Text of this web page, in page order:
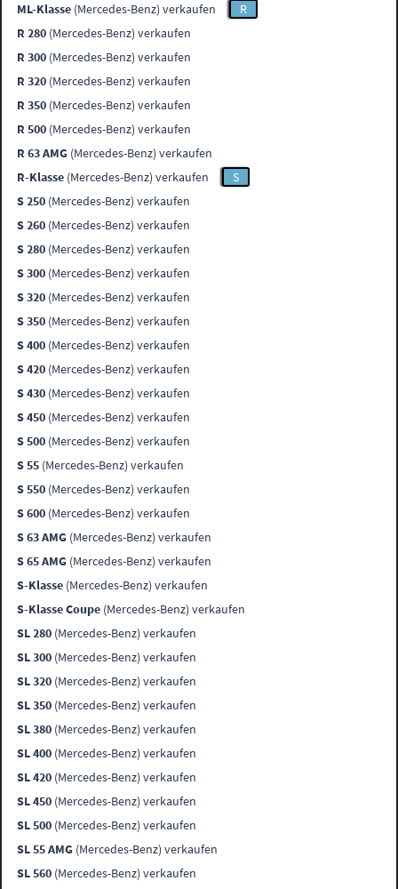
ML-Klasse (Mercedes-Benz) verkaufen
R
R 280 (Mercedes-Benz) verkaufen
R 300 (Mercedes-Benz) verkaufen
R 320 (Mercedes-Benz) verkaufen
R 350 (Mercedes-Benz) verkaufen
R 500 (Mercedes-Benz) verkaufen
R 63 AMG (Mercedes-Benz) verkaufen
R-Klasse (Mercedes-Benz) verkaufen
S
S 250 (Mercedes-Benz) verkaufen
S 260 (Mercedes-Benz) verkaufen
S 280 (Mercedes-Benz) verkaufen
S 300 (Mercedes-Benz) verkaufen
S 320 (Mercedes-Benz) verkaufen
S 350 (Mercedes-Benz) verkaufen
S 400 (Mercedes-Benz) verkaufen
S 420 (Mercedes-Benz) verkaufen
S 430 (Mercedes-Benz) verkaufen
S 450 (Mercedes-Benz) verkaufen
S 500 (Mercedes-Benz) verkaufen
S 55 (Mercedes-Benz) verkaufen
S 550 (Mercedes-Benz) verkaufen
S 600 (Mercedes-Benz) verkaufen
S 63 AMG (Mercedes-Benz) verkaufen
S 65 AMG (Mercedes-Benz) verkaufen
S-Klasse (Mercedes-Benz) verkaufen
S-Klasse Coupe (Mercedes-Benz) verkaufen
SL 280 (Mercedes-Benz) verkaufen
SL 300 (Mercedes-Benz) verkaufen
SL 320 (Mercedes-Benz) verkaufen
SL 350 (Mercedes-Benz) verkaufen
SL 380 (Mercedes-Benz) verkaufen
SL 400 (Mercedes-Benz) verkaufen
SL 420 (Mercedes-Benz) verkaufen
SL 450 (Mercedes-Benz) verkaufen
SL 500 (Mercedes-Benz) verkaufen
SL 55 AMG (Mercedes-Benz) verkaufen
SL 560 (Mercedes-Benz) verkaufen